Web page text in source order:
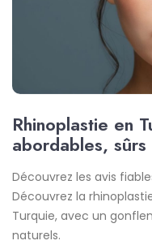
Rhinoplastie en
abordables,
Découvrez les avis
Découvrez la
Turquie, avec un
naturels.